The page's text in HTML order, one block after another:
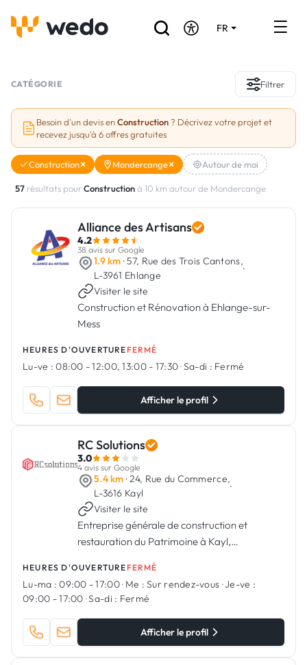
FR
Réalisations
Aides et subventions
Vous êtes un Artisan ?
Connexion
CATÉGORIE Filtrer
Besoin d'un devis enConstruction ? Décrivez votre projet et
recevez jusqu'à 6 offres gratuites
Construction Mondercange Autour de moi
57 résultats pourConstructionà 10 km autour de Mondercange
Alliance des Artisans
4.2
38 avis sur Google
1.9 km · 57, Rue des Trois Cantons,
L-3961 Ehlange
·
Visiter le site
Construction et Rénovation à Ehlange-sur-
Mess
HEURES D'OUVERTURE FERMÉ
Lu-ve : 08:00 - 12:00, 13:00 - 17:30·Sa-di : Fermé
Afficher le profil
RC Solutions
3.0
4 avis sur Google
5.4 km · 24, Rue du Commerce,
L-3616 Kayl
·
Visiter le site
Entreprise générale de construction et
restauration du Patrimoine à Kayl,
HEURES D'OUVERTURE FERMÉ
Lu-ma : 09:00 - 17:00· Me : Sur rendez-vous ·Je-ve :
09:00 - 17:00 ·Sa-di : Fermé
Afficher le profil